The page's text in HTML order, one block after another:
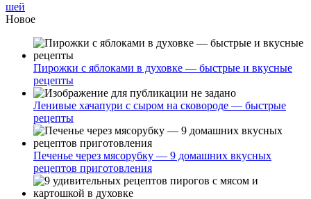
шей
Новое
Пирожки с яблоками в духовке — быстрые и вкусные
рецепты
Ленивые хачапури с сыром на сковороде — быстрые
рецепты
Печенье через мясорубку — 9 домашних вкусных
рецептов приготовления